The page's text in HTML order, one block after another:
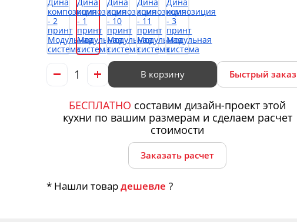
В корзину Быстрый заказ
БЕСПЛАТНО составим дизайн-проект этой
кухни по вашим размерам и сделаем расчет
стоимости
Заказать расчет
* Нашли товардешевле ?